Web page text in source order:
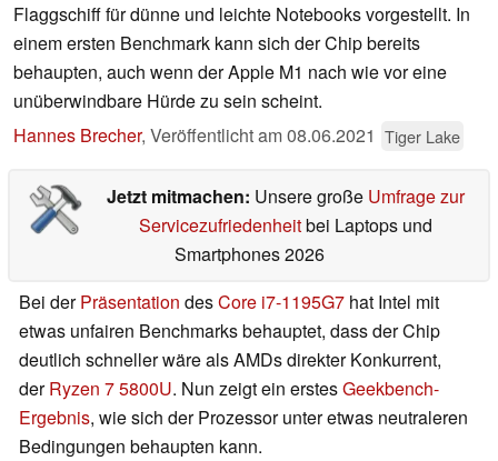
Flaggschiff für dünne und leichte Notebooks vorgestellt. In
einem ersten Benchmark kann sich der Chip bereits
behaupten, auch wenn der Apple M1 nach wie vor eine
unüberwindbare Hürde zu sein scheint.
Hannes Brecher, Veröffentlicht am08.06.2021 Tiger Lake
Jetzt mitmachen: Unsere große Umfrage zur
Servicezufriedenheitbei Laptops und
Smartphones 2026
Bei derPräsentation desCore i7-1195G7 hat Intel mit
etwas unfairen Benchmarks behauptet, dass der Chip
deutlich schneller wäre als AMDs direkter Konkurrent,
derRyzen 7 5800U. Nun zeigt ein erstesGeekbench-
Ergebnis, wie sich der Prozessor unter etwas neutraleren
Bedingungen behaupten kann.